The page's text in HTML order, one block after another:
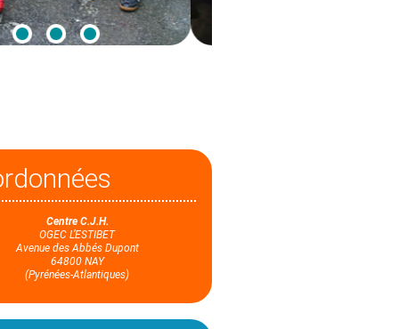
Centre C.J.H.
OGEC L’ESTIBET
Avenue des Abbés Dupont
64800 NAY
(Pyrénées-Atlantiques)